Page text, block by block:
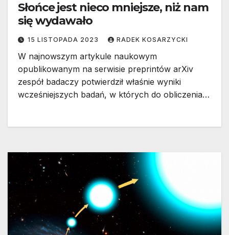
Słońce jest nieco mniejsze, niż nam
się wydawało
15 LISTOPADA 2023 RADEK KOSARZYCKI
W najnowszym artykule naukowym
opublikowanym na serwisie preprintów arXiv
zespół badaczy potwierdził właśnie wyniki
wcześniejszych badań, w których do obliczenia…